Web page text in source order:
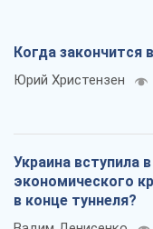
Когда закончится
Юрий Христензен
Украина вступила
экономического
в конце туннеля?